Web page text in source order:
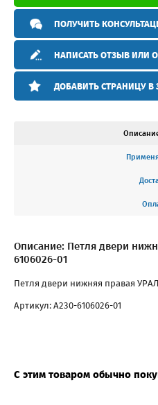
ПОЛУЧИТЬ
НАПИСАТЬ ОТЗЫВ ИЛИ
ДОБАВИТЬ СТРАНИЦУ В
Описание: Петля двери
6106026-01
Петля двери нижняя правая
Артикул: А230-6106026-01
С этим товаром обычно